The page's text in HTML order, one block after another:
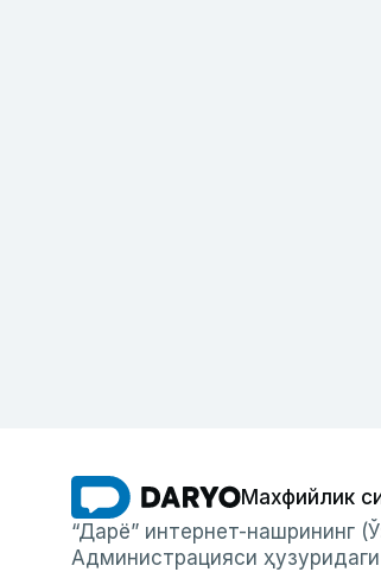
Махфийлик
“Дарё” интернет-нашрининг
Администрацияси